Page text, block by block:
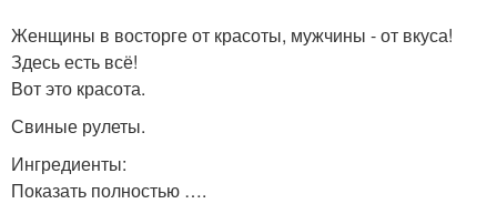
Женщины в восторге от красоты, мужчины - от вкуса!
Здесь есть всё!
Вот это красота.
Свиные рулеты.
Ингредиенты:
Показать полностью ….